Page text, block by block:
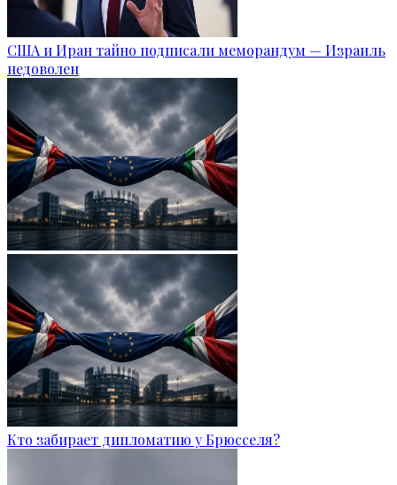
США и Иран тайно подписали меморандум — Израиль
недоволен
Кто забирает дипломатию у Брюсселя?